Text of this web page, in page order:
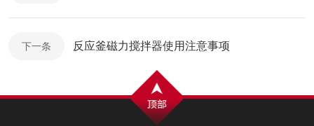
下一条 反应釜磁力搅拌器使用注意事项